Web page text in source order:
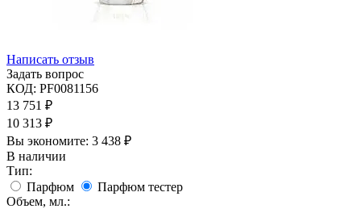
Написать отзыв
Задать вопрос
КОД: PF0081156
13 751 ₽
10 313 ₽
Вы экономите: 3 438 ₽
В наличии
Тип:
Парфюм
Парфюм тестер
Объем, мл.: